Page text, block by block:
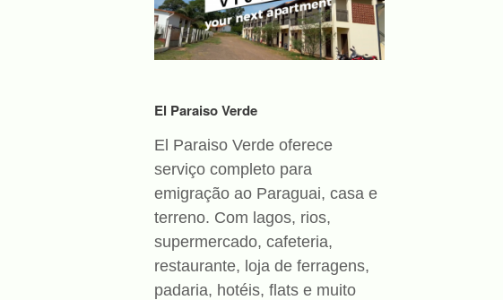
El Paraiso Verde
El Paraiso Verde oferece
serviço completo para
emigração ao Paraguai, casa e
terreno. Com lagos, rios,
supermercado, cafeteria,
restaurante, loja de ferragens,
padaria, hotéis, flats e muito